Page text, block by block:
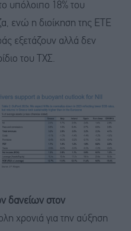
υπόλοιπο 18% του
ενώ η διοίκηση της ΕΤΕ
εξετάζουν αλλά δεν
του ΤΧΣ.
δανείων στον
χρονιά για την αύξηση